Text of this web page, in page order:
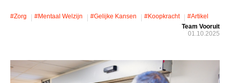
#zorg #mentaal Welzijn #gelijke Kansen #koopkracht
#artikel
Team Vooruit
01.10.2025